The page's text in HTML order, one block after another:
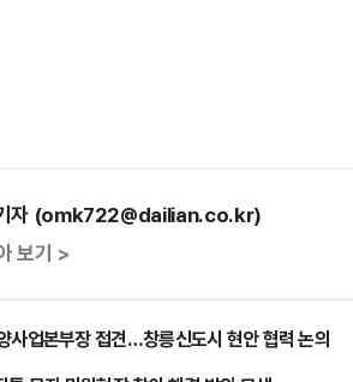
자 (omk722@dailian.co.kr)
보기 >
사업본부장 접견…창릉신도시 현안 협력 논의